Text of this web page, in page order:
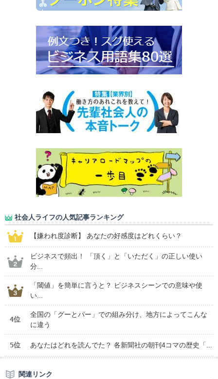
社会人ライフの人気記事ランキング
【嫌われ度診断】 あなたの好感度はどれくらい？
ビジネスで頻出！ 「頂く」と「いただく」の正しい使い
分...
「閾値」を簡単に言うと？ ビジネスシーンでの意味や使
い...
4位
全国の「グーとパー」での組み分け、地方によってこんな
に違う
5位 あなたはどれを読んでた？ 各新聞社の朝刊4コマの歴史「...
関連リンク